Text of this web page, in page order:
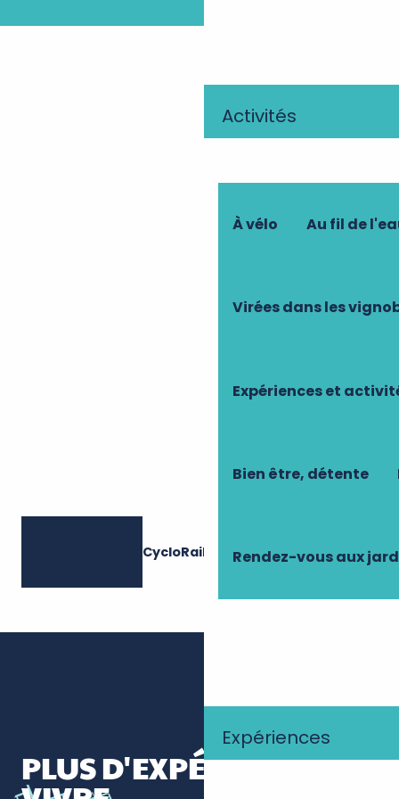
Activités
À vélo Au fil de
Virées dans les
Expériences et
Bien être, détente
Rendez-vous aux
Expériences
CycloRail 37
PLUS D'EXPÉRIENCES À